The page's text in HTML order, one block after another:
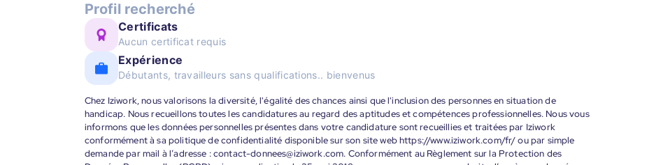
Profil recherché
Certificats
Aucun certificat requis
Expérience
Débutants, travailleurs sans qualifications.. bienvenus
Chez Iziwork, nous valorisons la diversité, l'égalité des chances ainsi que l'inclusion des personnes en situation de
handicap. Nous recueillons toutes les candidatures au regard des aptitudes et compétences professionnelles. Nous vous
informons que les données personnelles présentes dans votre candidature sont recueillies et traitées par Iziwork
conformément à sa politique de confidentialité disponible sur son site web https://www.iziwork.com/fr/ ou par simple
demande par mail à l’adresse : contact-donnees@iziwork.com. Conformément au Règlement sur la Protection des